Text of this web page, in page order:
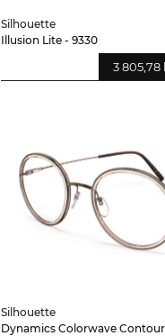
Silhouette
Illusion Lite - 9330
3 805,78
Silhouette
Dynamics Colorwave Contour